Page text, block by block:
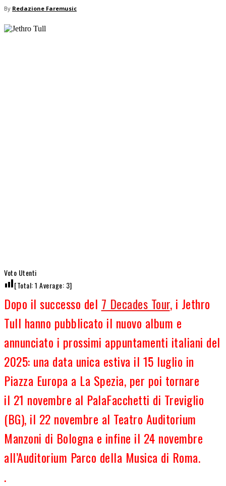
By Redazione Faremusic
Voto Utenti
[Total:1 Average: 3]
Dopo il successo del 7 Decades Tour, i Jethro
Tull hanno pubblicato il nuovo album e
annunciato i prossimi appuntamenti italiani del
2025: una data unica estiva il 15 luglio in
Piazza Europa a La Spezia, per poi tornare
il 21 novembre al PalaFacchetti di Treviglio
(BG), il 22 novembre al Teatro Auditorium
Manzoni di Bologna e infine il 24 novembre
all’Auditorium Parco della Musica di Roma.
.